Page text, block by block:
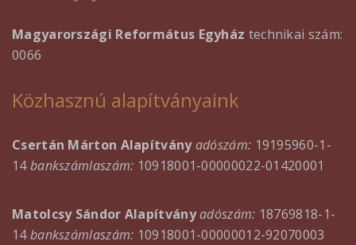
Magyarországi Református Egyház technikai szám:
0066
Közhasznú alapítványaink
Csertán Márton Alapítvány adószám: 19195960-1-
14bankszámlaszám: 10918001-00000022-01420001
Matolcsy Sándor Alapítványadószám: 18769818-1-
14bankszámlaszám: 10918001-00000012-92070003